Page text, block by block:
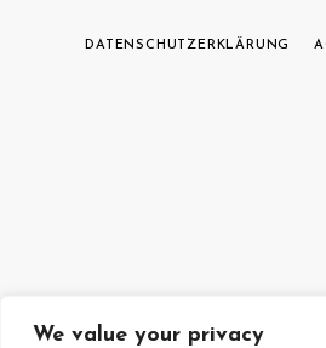
We value your privacy
DATENSCHUTZERKLÄRUNG